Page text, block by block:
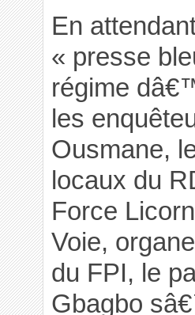
En
« presse
régime
les
Ousmane,
locaux du
Force
Voie,
du FPI, le
Gbagbo